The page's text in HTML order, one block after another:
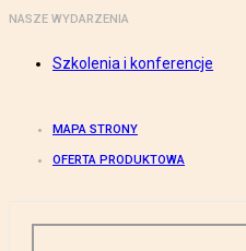
NASZE WYDARZENIA
Szkolenia i konferencje
MAPA STRONY
OFERTA PRODUKTOWA